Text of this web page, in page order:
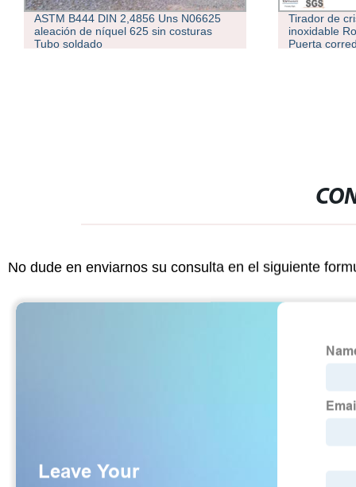
ASTM B444 DIN 2,4856 Uns N06625
aleación de níquel 625 sin costuras
Tubo soldado
Tirador de
inoxidable
Puerta
No dude en enviarnos su consulta en el siguiente